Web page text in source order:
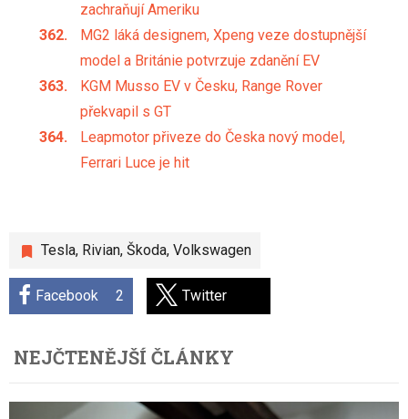
zachraňují Ameriku
MG2 láká designem, Xpeng veze dostupnější
model a Británie potvrzuje zdanění EV
KGM Musso EV v Česku, Range Rover
překvapil s GT
Leapmotor přiveze do Česka nový model,
Ferrari Luce je hit
Tesla, Rivian, Škoda, Volkswagen
Facebook 2 Twitter
NEJČTENĚJŠÍ ČLÁNKY